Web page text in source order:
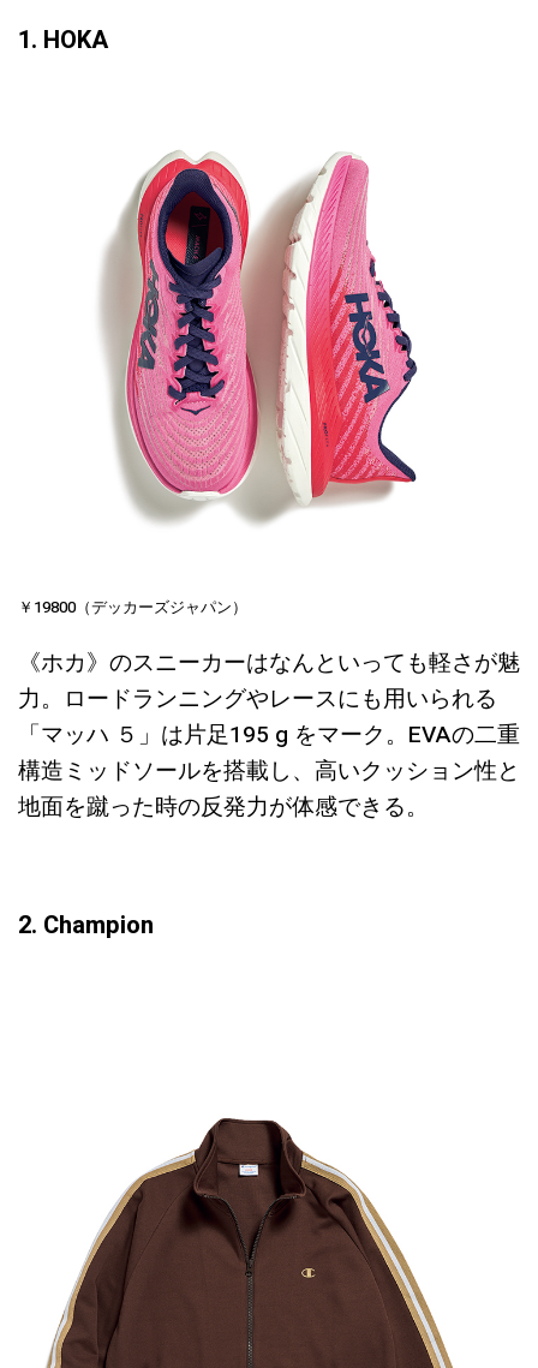
1. HOKA
￥19800（デッカーズジャパン）
《ホカ》のスニーカーはなんといっても軽さが魅
力。ロードランニングやレースにも用いられる
「マッハ ５」は片足195 g をマーク。EVAの二重
構造ミッドソールを搭載し、高いクッション性と
地面を蹴った時の反発力が体感できる。
2. Champion